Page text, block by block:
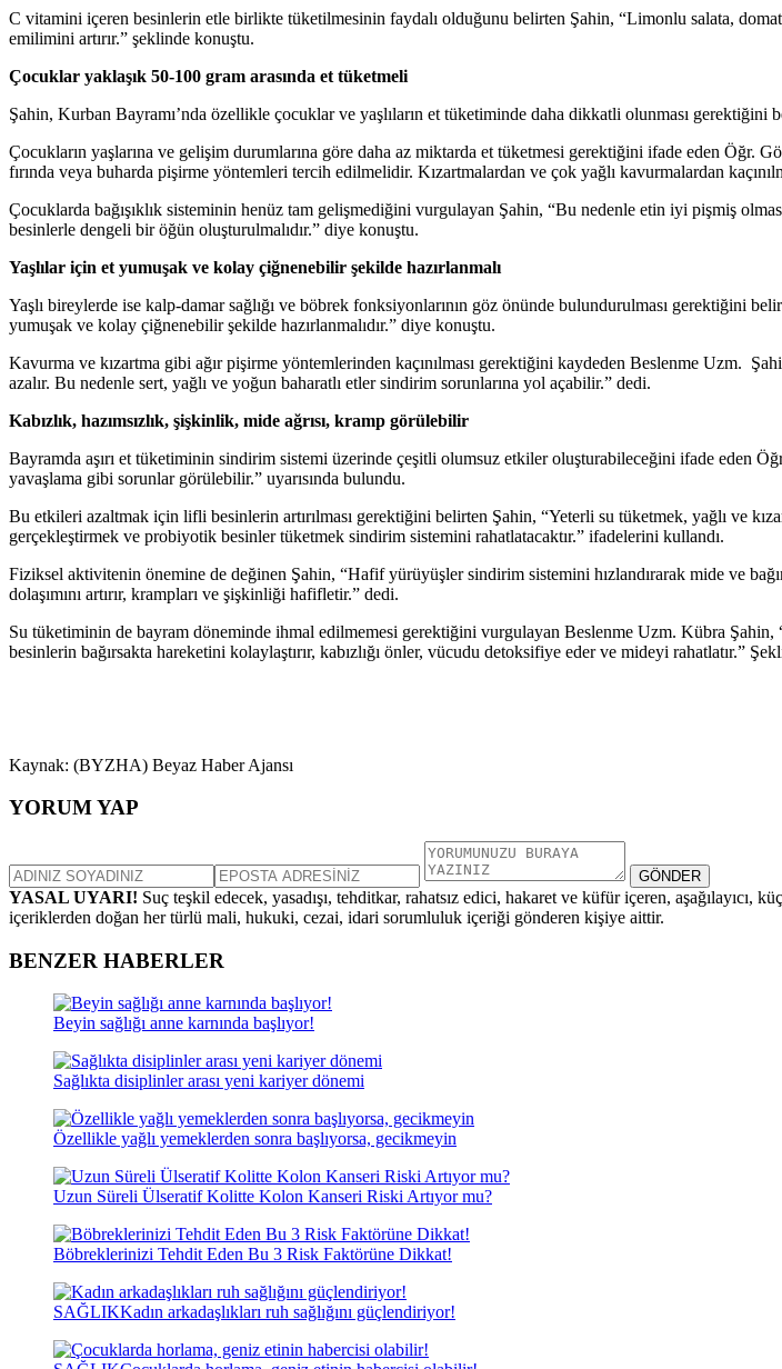
C vitamini içeren besinlerin etle birlikte tüketilmesinin faydalı olduğunu belirten Şahin, “Limonlu salata,
emilimini artırır.” şeklinde konuştu.
Çocuklar yaklaşık 50-100 gram arasında et tüketmeli
Şahin, Kurban Bayramı’nda özellikle çocuklar ve yaşlıların et tüketiminde daha dikkatli olunması
Çocukların yaşlarına ve gelişim durumlarına göre daha az miktarda et tüketmesi gerektiğini ifade eden Öğr.
fırında veya buharda pişirme yöntemleri tercih edilmelidir. Kızartmalardan ve çok yağlı kavurmalardan
Çocuklarda bağışıklık sisteminin henüz tam gelişmediğini vurgulayan Şahin, “Bu nedenle etin iyi pişmiş
besinlerle dengeli bir öğün oluşturulmalıdır.” diye konuştu.
Yaşlılar için et yumuşak ve kolay çiğnenebilir şekilde hazırlanmalı
Yaşlı bireylerde ise kalp-damar sağlığı ve böbrek fonksiyonlarının göz önünde bulundurulması gerektiğini
yumuşak ve kolay çiğnenebilir şekilde hazırlanmalıdır.” diye konuştu.
Kavurma ve kızartma gibi ağır pişirme yöntemlerinden kaçınılması gerektiğini kaydeden Beslenme Uzm.
azalır. Bu nedenle sert, yağlı ve yoğun baharatlı etler sindirim sorunlarına yol açabilir.” dedi.
Kabızlık, hazımsızlık, şişkinlik, mide ağrısı, kramp görülebilir
Bayramda aşırı et tüketiminin sindirim sistemi üzerinde çeşitli olumsuz etkiler oluşturabileceğini ifade eden
yavaşlama gibi sorunlar görülebilir.” uyarısında bulundu.
Bu etkileri azaltmak için lifli besinlerin artırılması gerektiğini belirten Şahin, “Yeterli su tüketmek, yağlı ve
gerçekleştirmek ve probiyotik besinler tüketmek sindirim sistemini rahatlatacaktır.” ifadelerini kullandı.
Fiziksel aktivitenin önemine de değinen Şahin, “Hafif yürüyüşler sindirim sistemini hızlandırarak mide ve
dolaşımını artırır, krampları ve şişkinliği hafifletir.” dedi.
Su tüketiminin de bayram döneminde ihmal edilmemesi gerektiğini vurgulayan Beslenme Uzm. Kübra
besinlerin bağırsakta hareketini kolaylaştırır, kabızlığı önler, vücudu detoksifiye eder ve mideyi rahatlatır.”
Kaynak: (BYZHA) Beyaz Haber Ajansı
YORUM YAP
GÖNDER
YASAL UYARI! Suç teşkil edecek, yasadışı, tehditkar, rahatsız edici, hakaret ve küfür içeren,
içeriklerden doğan her türlü mali, hukuki, cezai, idari sorumluluk içeriği gönderen kişiye aittir.
BENZER HABERLER
Beyin sağlığı anne karnında başlıyor!
Sağlıkta disiplinler arası yeni kariyer dönemi
Özellikle yağlı yemeklerden sonra başlıyorsa, gecikmeyin
Uzun Süreli Ülseratif Kolitte Kolon Kanseri Riski Artıyor mu?
Böbreklerinizi Tehdit Eden Bu 3 Risk Faktörüne Dikkat!
SAĞLIKKadın arkadaşlıkları ruh sağlığını güçlendiriyor!